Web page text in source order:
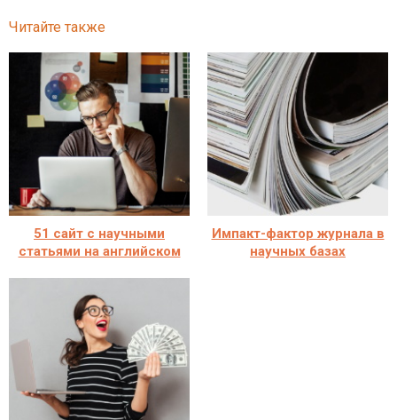
Читайте также
51 сайт с научными
статьями на английском
Импакт-фактор журнала в
научных базах